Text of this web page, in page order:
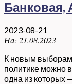
Банковая,
2023-08-21
На: 21.08.2023
К новым выборам
политике можно
одна из которых